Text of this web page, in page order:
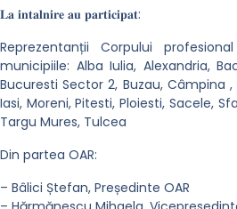
𝐋𝐚 𝐢𝐧𝐭𝐚𝐥𝐧𝐢𝐫𝐞 𝐚𝐮 𝐩𝐚𝐫𝐭𝐢𝐜𝐢𝐩𝐚𝐭:
Reprezentanții Corpului
municipiile: Alba Iulia, Alexandria,
Bucuresti Sector 2, Buzau, Câmpina
Iasi, Moreni, Pitesti, Ploiesti, Sacele,
Targu Mures, Tulcea
Din partea OAR:
– Bâlici Ștefan, Președinte OAR